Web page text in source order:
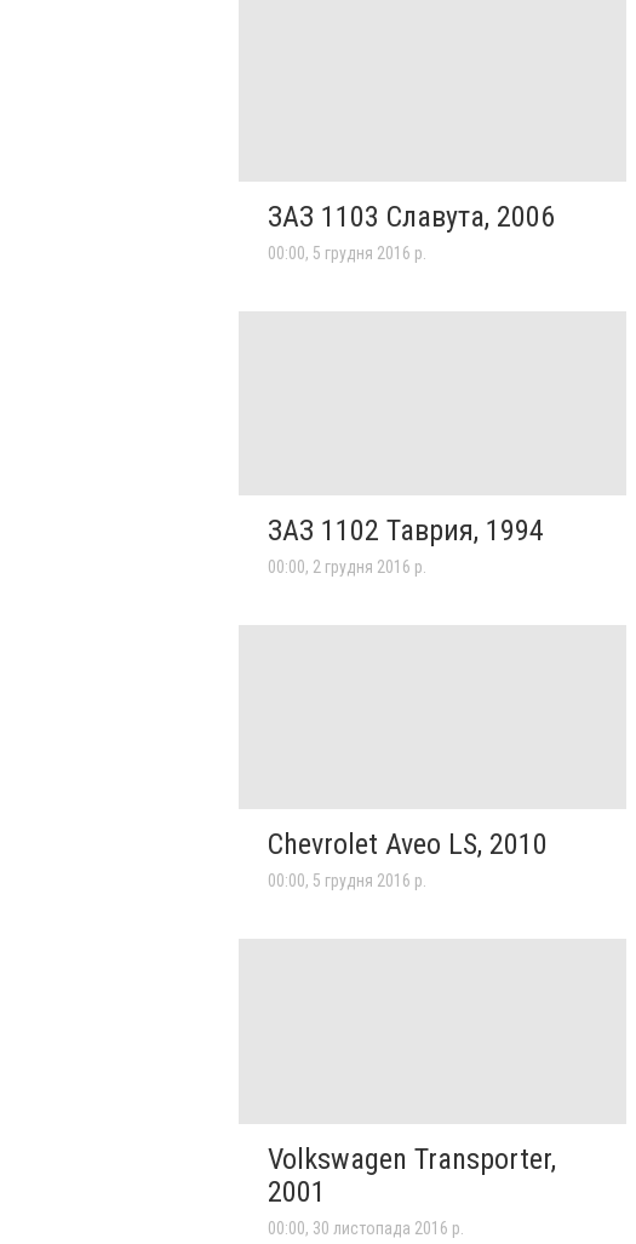
ЗАЗ 1103 Славута, 2006
00:00, 5 грудня 2016 р.
ЗАЗ 1102 Таврия, 1994
00:00, 2 грудня 2016 р.
Chevrolet Aveo LS, 2010
00:00, 5 грудня 2016 р.
Volkswagen Transporter,
2001
00:00, 30 листопада 2016 р.